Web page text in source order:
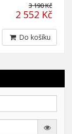
3 190 Kč
2 552 Kč
Do košíku